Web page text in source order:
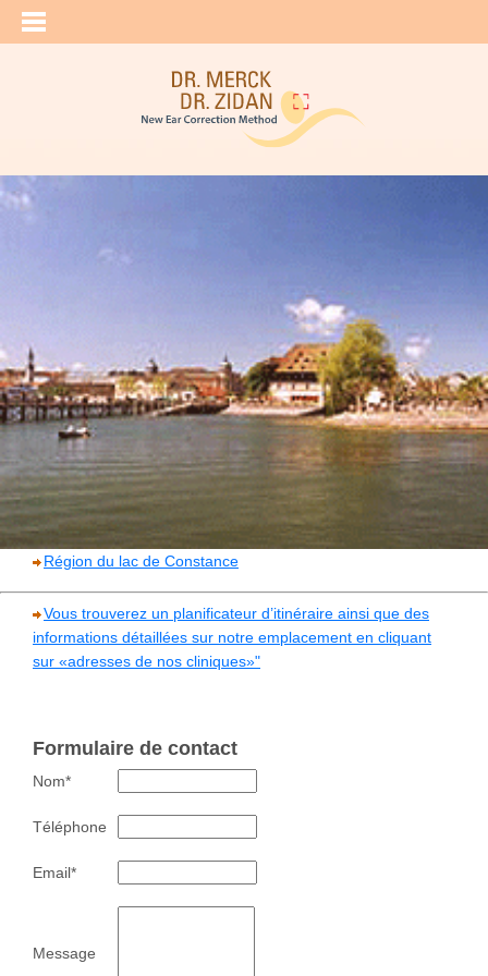
Région du lac de Constance
Vous trouverez un planificateur d’itinéraire ainsi que des
informations détaillées sur notre emplacement en cliquant
sur «adresses de nos cliniques»"
Formulaire de contact
Nom*
Téléphone
Email*
Message